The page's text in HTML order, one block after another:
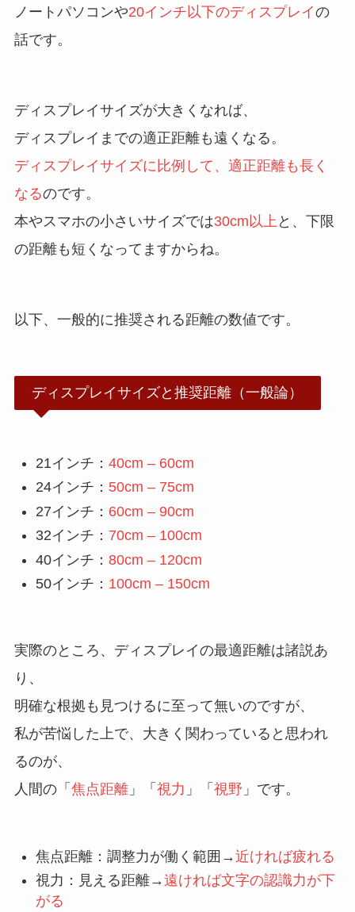
ノートパソコンや20インチ以下のディスプレイの
話です。
ディスプレイサイズが大きくなれば、
ディスプレイまでの適正距離も遠くなる。
ディスプレイサイズに比例して、適正距離も長く
なるのです。
本やスマホの小さいサイズでは30cm以上 と、下限
の距離も短くなってますからね。
以下、一般的に推奨される距離の数値です。
ディスプレイサイズと推奨距離（一般論）
21インチ： 40cm – 60cm
24インチ： 50cm – 75cm
27インチ： 60cm – 90cm
32インチ： 70cm – 100cm
40インチ： 80cm – 120cm
50インチ： 100cm – 150cm
実際のところ、ディスプレイの最適距離は諸説あ
り、
明確な根拠も見つけるに至って無いのですが、
私が苦悩した上で、大きく関わっていると思われ
るのが、
人間の「 焦点距離」「 視力 」「 視野 」です。
焦点距離：調整力が働く範囲→近ければ疲れる
視力：見える距離→遠ければ文字の認識力が下
がる